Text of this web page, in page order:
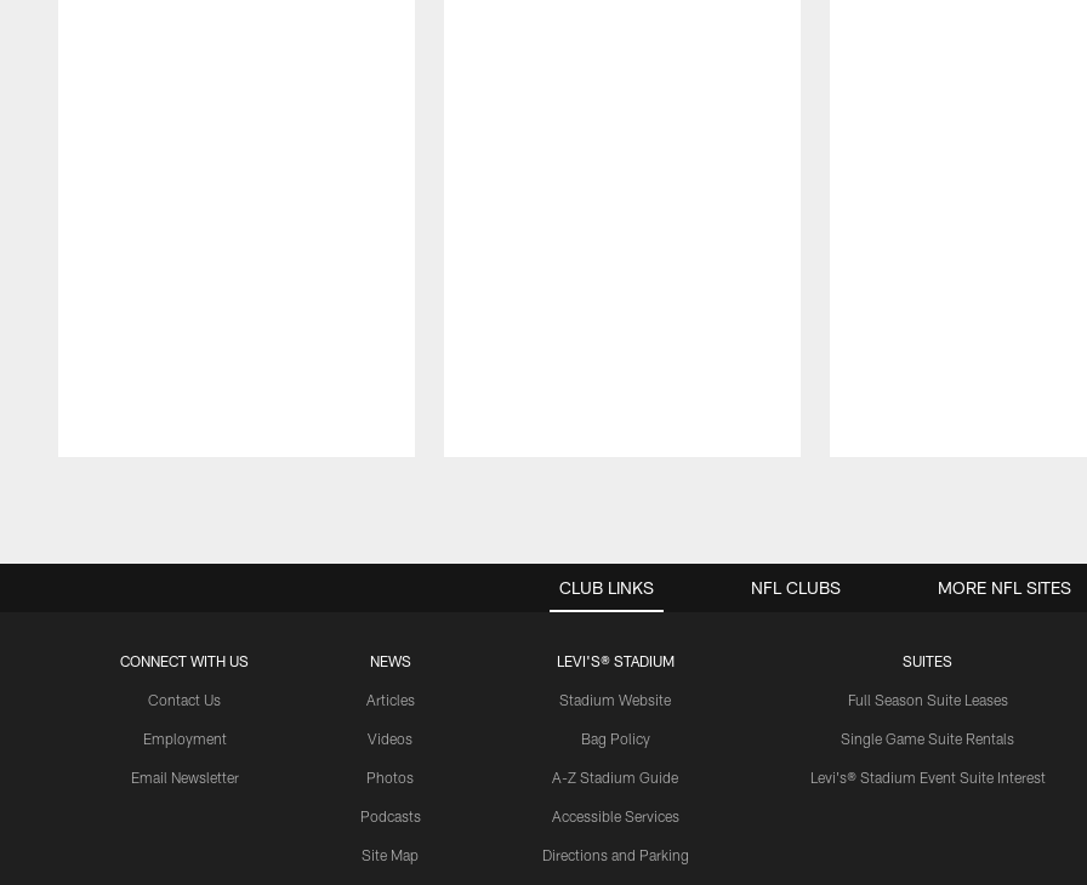
CLUB LINKS
CONNECT WITH US
Contact Us
Employment
Email Newsletter
NEWS
Articles
Videos
Photos
Podcasts
Site Map
LEVI'S® STADIUM
Stadium Website
Bag Policy
A-Z Stadium Guide
Accessible Services
Directions and Parking
SUITES
Full Season Suite Leases
Single Game Suite Rentals
Levi's® Stadium Event Suite Interest
NFL CLUBS MORE NFL SITES